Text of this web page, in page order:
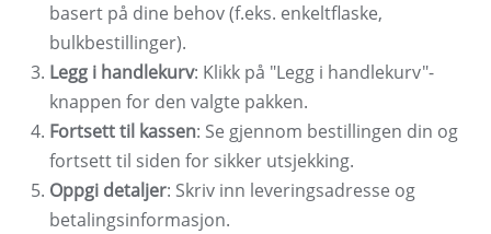
basert på dine behov (f.eks. enkeltflaske,
bulkbestillinger).
Legg i handlekurv: Klikk på "Legg i handlekurv"-
knappen for den valgte pakken.
Fortsett til kassen: Se gjennom bestillingen din og
fortsett til siden for sikker utsjekking.
Oppgi detaljer: Skriv inn leveringsadresse og
betalingsinformasjon.